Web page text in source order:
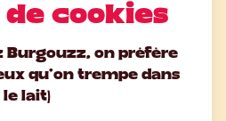
cookies
Burgouzz, on préfère
qu'on trempe dans
le lait)